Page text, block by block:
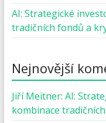
AI: Strategické
tradičních fondů a
Nejnovější
Jiří Meitner: AI:
kombinace